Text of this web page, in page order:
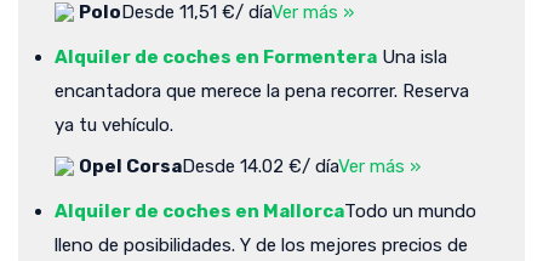
PoloDesde 11,51 €/ díaVer más »
Alquiler de coches en Formentera Una isla
encantadora que merece la pena recorrer. Reserva
ya tu vehículo.
Opel CorsaDesde 14.02 €/ díaVer más »
Alquiler de coches en MallorcaTodo un mundo
lleno de posibilidades. Y de los mejores precios de